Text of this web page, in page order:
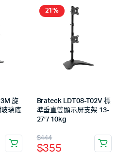
旋
璃底
21%
Brateck LDT08-T02V 標
準垂直雙顯示屏支架 13-
27″/ 10kg
$444
$355